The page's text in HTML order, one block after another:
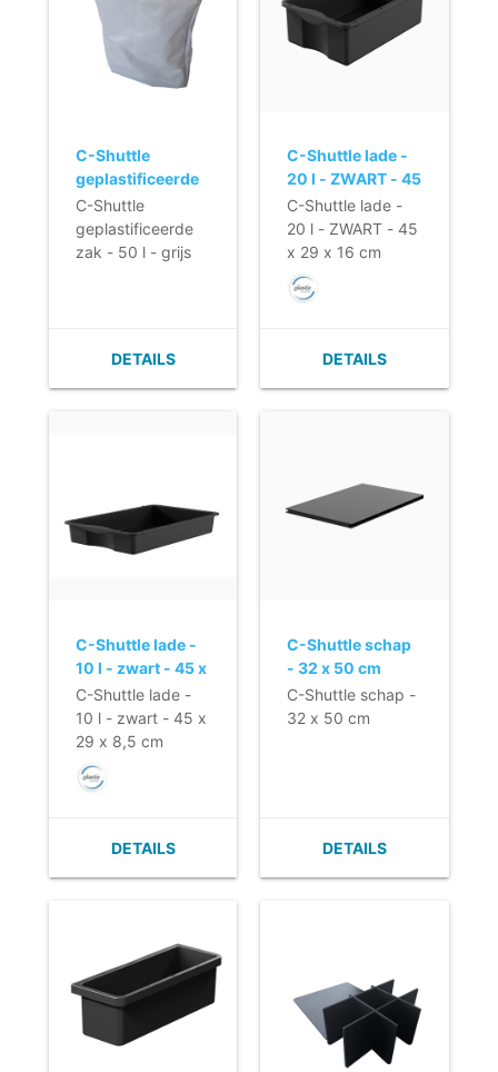
C-Shuttle
geplastificeerde
zak - 50 l - grijs
C-Shuttle
geplastificeerde
zak - 50 l - grijs
DETAILS
C-Shuttle lade -
20 l - ZWART - 45
x 29 x 16 cm
C-Shuttle lade -
20 l - ZWART - 45
x 29 x 16 cm
DETAILS
C-Shuttle lade -
10 l - zwart - 45 x
29 x 8,5 cm
C-Shuttle lade -
10 l - zwart - 45 x
29 x 8,5 cm
DETAILS
C-Shuttle schap
- 32 x 50 cm
C-Shuttle schap -
32 x 50 cm
DETAILS